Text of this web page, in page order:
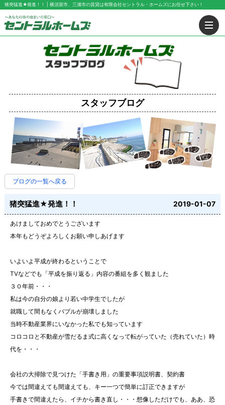
猪突猛進★発進！！ | 横須賀市、三浦市の賃貸は有限会社セントラル・ホームズにお任せ下さい！
スタッフブログ
ブログの一覧へ戻る
猪突猛進★発進！！ 2019-01-07
あけましておめでとうございます
本年もどうぞよろしくお願い申しあげます
いよいよ平成が終わるということで
TVなどでも「平成を振り返る」内容の番組を多く観ました
３０年前・・・
私は今の自分の娘より若い中学生でしたが
就職して間もなくバブルが崩壊しました
当時不動産業界にいなかった私でも知っています
コロコロと不動産が雪だるま式に高くなって転がっていた（売れていた）時
代を・・・
会社の大掃除で見つけた「手書き用」の重要事項説明書、契約書
今では間違えても間違えても、キー一つで簡単に訂正できますが
手書きで間違えたら、イチから書き直し・・・想像しただけでも、ああ、恐